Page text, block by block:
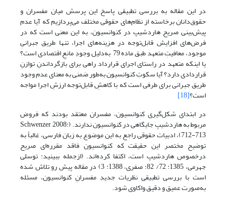
در این مقاله به بررسی تطبیقی پاسخ این پرسش میان مفسران و
حقوق‌دانان برخاسته از نظام‌های حقوقی مختلف می‌پردازیم که آیا عدم
پیش‌بینی صریح هاردشیپ در کنوانسیون، به این معنی است که در
فرض‌های افزایش قابل‌توجه در هزینه‌های اجرا، تنها طریق جبرانیِ
موجود، معافیتِ متعهد طبق ماده 79 به‌دلیل وجودِ مانعِ اقتصادی است؟
یا اینکه متعهد در راستای اجرای قرارداد راهی برای بازگرداندنِ توازنِ
قراردادی دارد؟ آیا سکوتِ کنوانسیون به‌طور ضمنی به معنای عدم وجود
طریق جبرانی برای طرفی است که با کاهشِ قابل‌توجه ارزشِ اجرا مواجه
است؟[18]
در ابتدای شکل‌گیری کنوانسیون، مفسران معتقد بودند که فروض
مربوط به هاردشیپ جایگاهی در کنوانسیون ندارند. (Schwenzer, 2008:
712-713)، ادبیات حقوقی راجع به این موضوع به زبان فارسی، غالباً به
توضیح مختصر این حقیقت که کنوانسیون فاقد مقرره‌ای صریح
درخصوص هاردشیپ است، اکتفا کرده‌اند. (ازجمله ببینید: توسلی
جهرمی، 1385: 72/ 82؛ صفری، 1388: 3) در مقاله پیش رو تلاش شده
است با بررسی تطبیقی نظریات جدیدِ مفسرانِ کنوانسیون، مسئله
به‌صورت عمیق و دقیق واکاوی شود.